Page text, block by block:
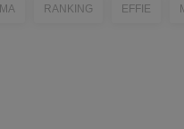
RANKING EFFIE